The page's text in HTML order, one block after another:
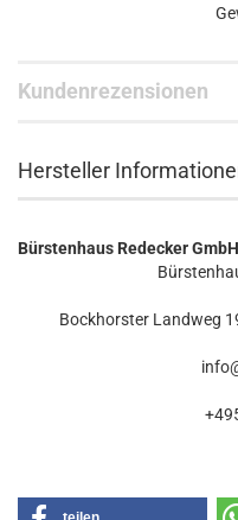
Kundenrezensionen
Hersteller
Bürstenhaus Redecker GmbH
Bockhorster Landweg